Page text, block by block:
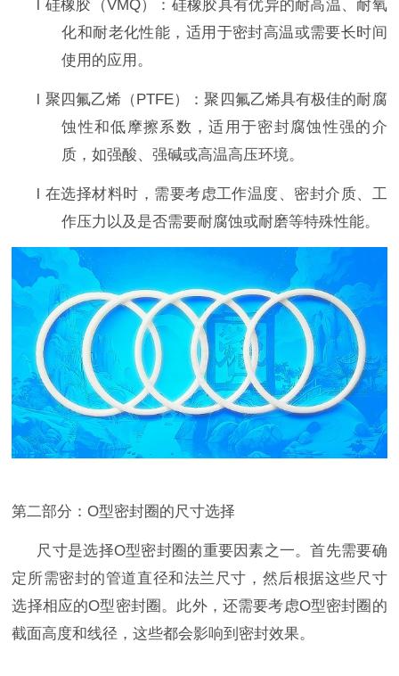
硅橡胶（VMQ）：硅橡胶具有优异的耐高温、耐氧
化和耐老化性能，适用于密封高温或需要长时间
使用的应用。
聚四氟乙烯（ PTFE）：聚四氟乙烯具有极佳的耐腐
蚀性和低摩擦系数，适用于密封腐蚀性强的介
质，如强酸、强碱或高温高压环境。
在选择材料时，需要考虑工作温度、密封介质、工
作压力以及是否需要耐腐蚀或耐磨等特殊性能。
第二部分：O型密封圈的尺寸选择
尺寸是选择O型密封圈的重要因素之一。首先需要确
定所需密封的管道直径和法兰尺寸，然后根据这些尺寸
选择相应的O型密封圈。此外，还需要考虑O型密封圈的
截面高度和线径，这些都会影响到密封效果。